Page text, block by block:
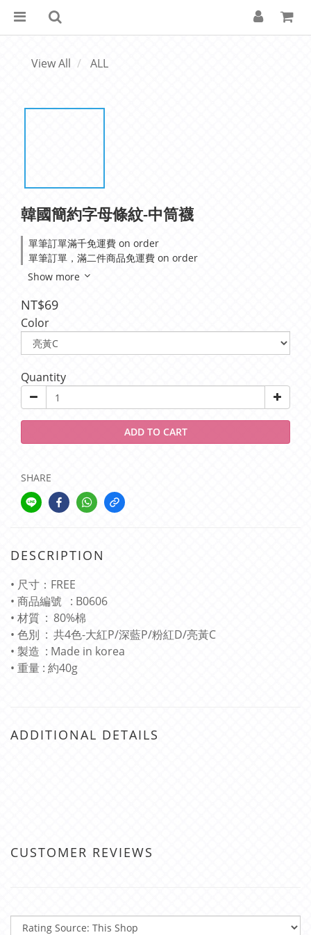
View All ALL
韓國簡約字母條紋-中筒襪
單筆訂單滿千免運費 on order
單筆訂單，滿二件商品免運費 on order
Show more
NT$69
Color
Quantity
ADD TO CART
SHARE
DESCRIPTION
• 尺寸：FREE
• 商品編號 : B0606
• 材質 : 80%棉
• 色別 : 共4色-大紅P/深藍P/粉紅D/亮黃C
• 製造 : Made in korea
• 重量 : 約40g
ADDITIONAL DETAILS
CUSTOMER REVIEWS